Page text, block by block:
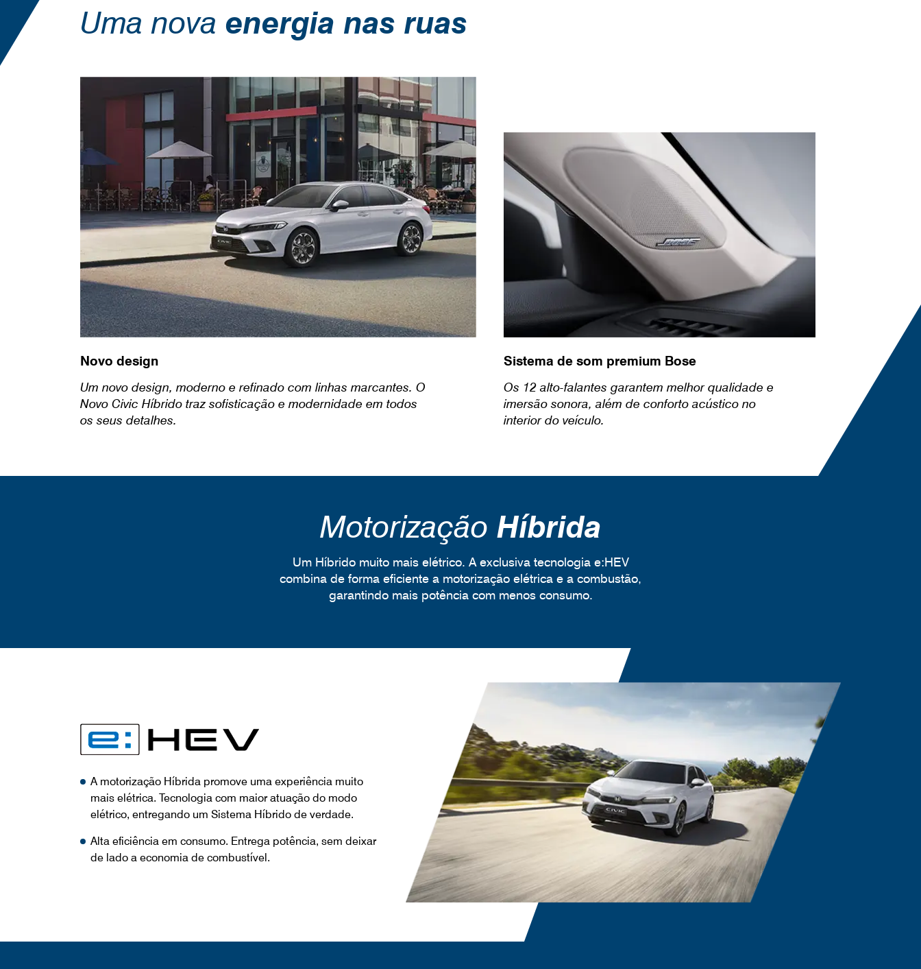
Uma nova energia nas ruas
Novo design
Um novo design, moderno e refinado com linhas marcantes. O
Novo Civic Híbrido traz sofisticação e modernidade em todos
os seus detalhes.
Sistema de som premium Bose
Os 12 alto-falantes garantem melhor qualidade e
imersão sonora, além de conforto acústico no
interior do veículo.
Motorização Híbrida
Um Híbrido muito mais elétrico. A exclusiva tecnologia e:HEV
combina de forma eficiente a motorização elétrica e a combustão,
garantindo mais potência com menos consumo.
A motorização Híbrida promove uma experiência muito
mais elétrica. Tecnologia com maior atuação do modo
elétrico, entregando um Sistema Híbrido de verdade.
Alta eficiência em consumo. Entrega potência, sem deixar
de lado a economia de combustível.